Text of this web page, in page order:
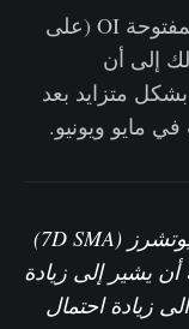
نظرًا للزيادة الكبيرة في عدد العقود المفتوحة OI (على
إلى أن
بشكل متزايد بعد
مايو ويونيو.
(7D SMA)
شأنه أن يشير إلى زيادة
زيادة احتمال